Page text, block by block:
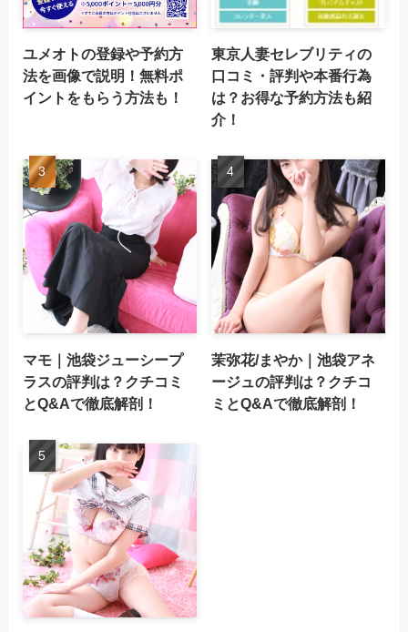
ユメオトの登録や予約方
法を画像で説明！無料ポ
イントをもらう方法も！
東京人妻セレブリティの
口コミ・評判や本番行為
は？お得な予約方法も紹
介！
マモ｜池袋ジューシープ
ラスの評判は？クチコミ
とQ&Aで徹底解剖！
茉弥花/まやか｜池袋アネ
ージュの評判は？クチコ
ミとQ&Aで徹底解剖！